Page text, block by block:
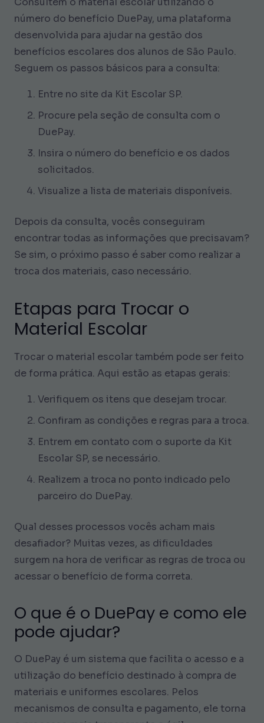
número do benefício DuePay, uma plataforma
desenvolvida para ajudar na gestão dos
benefícios escolares dos alunos de São Paulo.
Seguem os passos básicos para a consulta:
Entre no site da Kit Escolar SP.
Procure pela seção de consulta com o
DuePay.
Insira o número do benefício e os dados
solicitados.
Visualize a lista de materiais disponíveis.
Depois da consulta, vocês conseguiram
encontrar todas as informações que precisavam?
Se sim, o próximo passo é saber como realizar a
troca dos materiais, caso necessário.
Etapas para Trocar o
Material Escolar
Trocar o material escolar também pode ser feito
de forma prática. Aqui estão as etapas gerais:
Verifiquem os itens que desejam trocar.
Confiram as condições e regras para a troca.
Entrem em contato com o suporte da Kit
Escolar SP, se necessário.
Realizem a troca no ponto indicado pelo
parceiro do DuePay.
Qual desses processos vocês acham mais
desafiador? Muitas vezes, as dificuldades
surgem na hora de verificar as regras de troca ou
acessar o benefício de forma correta.
O que é o DuePay e como ele
pode ajudar?
O DuePay é um sistema que facilita o acesso e a
utilização do benefício destinado à compra de
materiais e uniformes escolares. Pelos
mecanismos de consulta e pagamento, ele torna